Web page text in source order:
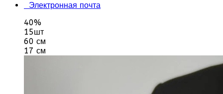
Электронная почта
40%
15шт
60 см
17 см